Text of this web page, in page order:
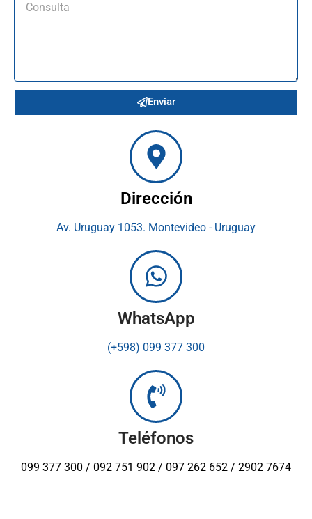
Enviar
Dirección
Av. Uruguay 1053. Montevideo - Uruguay
WhatsApp
(+598) 099 377 300
Teléfonos
099 377 300 / 092 751 902 / 097 262 652 / 2902 7674